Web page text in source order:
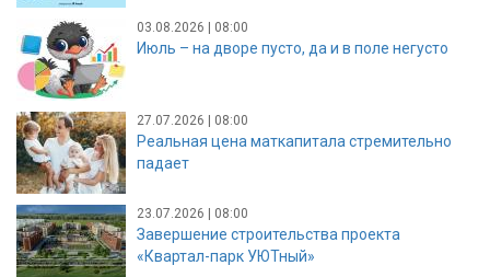
03.08.2026 | 08:00
Июль – на дворе пусто, да и в поле негусто
27.07.2026 | 08:00
Реальная цена маткапитала стремительно
падает
23.07.2026 | 08:00
Завершение строительства проекта
«Квартал-парк УЮТный»